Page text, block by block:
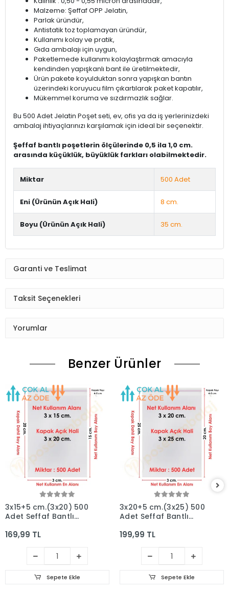
Malzeme: Şeffaf OPP Jelatin,
Parlak üründür,
Antistatik toz toplamayan üründür,
Kullanımı kolay ve pratik,
Gıda ambalajı için uygun,
Paketlemede kullanımı kolaylaştırmak amacıyla
kendinden yapışkanlı bant ile üretilmektedir,
Ürün pakete koyulduktan sonra yapışkan bantın
üzerindeki koruyucu film çıkartılarak paket kapatılır,
Mükemmel koruma ve sızdırmazlık sağlar.
Bu 500 Adet Jelatin Poşet seti, ev, ofis ya da iş yerlerinizdeki
ambalaj ihtiyaçlarınızı karşılamak için ideal bir seçenektir.
Şeffaf bantlı poşetlerin ölçülerinde 0,5 ila 1,0 cm.
arasında küçüklük, büyüklük farkları olabilmektedir.
Miktar 500 Adet
Eni (Ürünün Açık Hali) 8 cm.
Boyu (Ürünün Açık Hali) 35 cm.
Garanti ve Teslimat
Taksit Seçenekleri
Yorumlar
Benzer Ürünler
3x15+5 cm.(3x20) 500
Adet Şeffaf Bantlı
169,99 TL
Sepete Ekle
3x20+5 cm.(3x25) 500
Adet Şeffaf Bantlı
199,99 TL
Sepete Ekle